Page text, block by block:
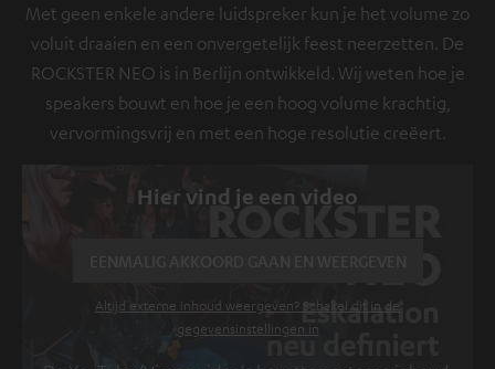
Met geen enkele andere luidspreker kun je het volume zo
voluit draaien en een onvergetelijk feest neerzetten. De
ROCKSTER NEO is in Berlijn ontwikkeld. Wij weten hoe je
speakers bouwt en hoe je een hoog volume krachtig,
vervormingsvrij en met een hoge resolutie creëert.
Hier vind je een video
Altijd externe inhoud weergeven? Schakel dit in de
gegevensinstellingen in